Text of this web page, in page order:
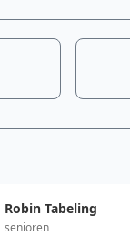
Robin Tabeling
senioren